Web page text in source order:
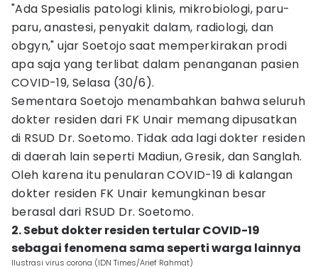
"Ada Spesialis patologi klinis, mikrobiologi, paru-
paru, anastesi, penyakit dalam, radiologi, dan
obgyn," ujar Soetojo saat memperkirakan prodi
apa saja yang terlibat dalam penanganan pasien
COVID-19, Selasa (30/6).
Sementara Soetojo menambahkan bahwa seluruh
dokter residen dari FK Unair memang dipusatkan
di RSUD Dr. Soetomo. Tidak ada lagi dokter residen
di daerah lain seperti Madiun, Gresik, dan Sanglah.
Oleh karena itu penularan COVID-19 di kalangan
dokter residen FK Unair kemungkinan besar
berasal dari RSUD Dr. Soetomo.
2. Sebut dokter residen tertular COVID-19
sebagai fenomena sama seperti warga lainnya
Ilustrasi virus corona (IDN Times/Arief Rahmat)